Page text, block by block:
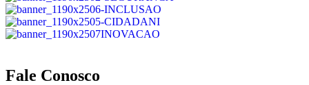
Fale Conosco